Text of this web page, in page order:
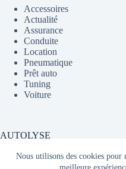
Nous utilisons des cookies pour
Accessoires
Actualité
Assurance
Conduite
Location
Pneumatique
Prêt auto
Tuning
Voiture
AUTOLYSE